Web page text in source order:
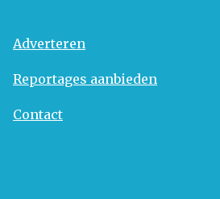
Adverteren
Reportages aanbieden
Contact